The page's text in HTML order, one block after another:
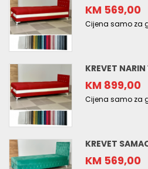
KM 569,00
Cijena samo za
KREVET
KM 899,00
Cijena samo za
KREVET
KM 569,00